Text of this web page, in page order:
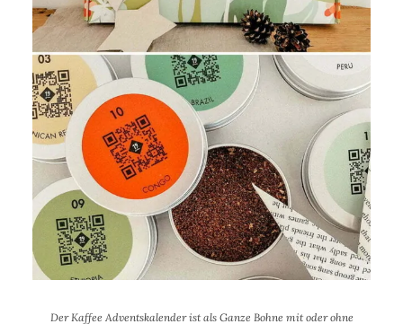
Der Kaffee Adventskalender ist als Ganze Bohne mit oder ohne